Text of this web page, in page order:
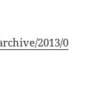
2013/0